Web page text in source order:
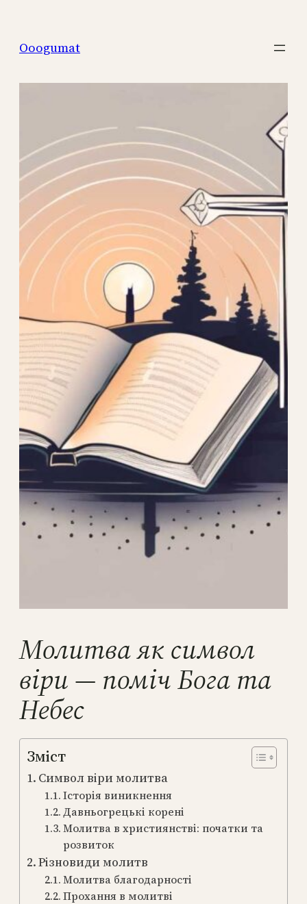
содержимому
Ooogumat
Молитва як символ
віри — поміч Бога та
Небес
Зміст
Символ віри молитва
Історія виникнення
Давньогрецькі корені
Молитва в християнстві: початки та
розвиток
Різновиди молитв
Молитва благодарності
Прохання в молитві